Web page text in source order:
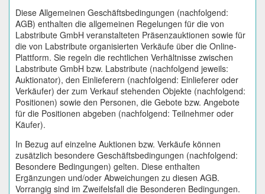
Diese Allgemeinen Geschäftsbedingungen (nachfolgend:
AGB) enthalten die allgemeinen Regelungen für die von
Labstribute GmbH veranstalteten Präsenzauktionen sowie für
die von Labstribute organisierten Verkäufe über die Online-
Plattform. Sie regeln die rechtlichen Verhältnisse zwischen
Labstribute GmbH bzw. Labstribute (nachfolgend jeweils:
Auktionator), den Einlieferern (nachfolgend: Einlieferer oder
Verkäufer) der zum Verkauf stehenden Objekte (nachfolgend:
Positionen) sowie den Personen, die Gebote bzw. Angebote
für die Positionen abgeben (nachfolgend: Teilnehmer oder
Käufer).
In Bezug auf einzelne Auktionen bzw. Verkäufe können
zusätzlich besondere Geschäftsbedingungen (nachfolgend:
Besondere Bedingungen) gelten. Diese enthalten
Ergänzungen und/oder Abweichungen zu diesen AGB.
Vorrangig sind im Zweifelsfall die Besonderen Bedingungen.